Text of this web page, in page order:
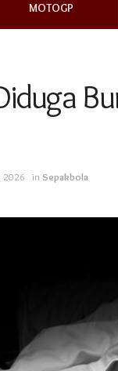
MOTOGP
2026 in Sepakbola